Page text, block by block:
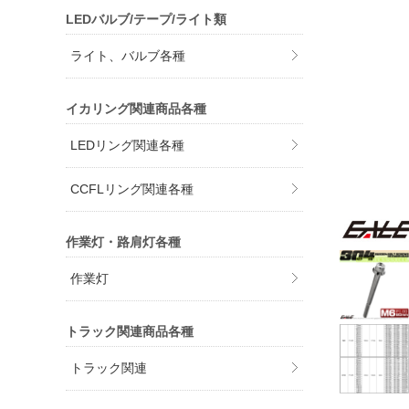
LEDバルブ/テープ/ライト類
ライト、バルブ各種
イカリング関連商品各種
LEDリング関連各種
CCFLリング関連各種
作業灯・路肩灯各種
作業灯
トラック関連商品各種
トラック関連